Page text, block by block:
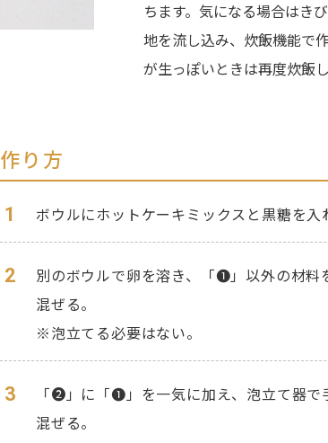
ちます。気になる場合はき
地を流し込み、炊飯機能で
が生っぽいときは再度炊飯し
作り方
1 ボウルにホットケーキミックスと黒糖を入
2
別のボウルで卵を溶き、「❶」以外の材料
混ぜる。
※泡立てる必要はない。
3
「❷」に「❶」を一気に加え、泡立て器で
混ぜる。